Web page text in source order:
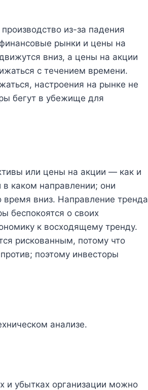
из-за падения
рынки и цены на
вниз, а цены на акции
с течением времени.
настроения на рынке не
бегут в убежище для
или цены на акции — как и
каком направлении; они
вниз. Направление тренда
беспокоятся о своих
к восходящему тренду.
рискованным, потому что
поэтому инвесторы
анализе.
и убытках организации можно